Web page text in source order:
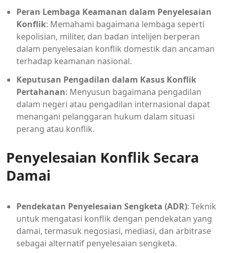
Peran Lembaga Keamanan dalam Penyelesaian
Konflik: Memahami bagaimana lembaga seperti
kepolisian, militer, dan badan intelijen berperan
dalam penyelesaian konflik domestik dan ancaman
terhadap keamanan nasional.
Keputusan Pengadilan dalam Kasus Konflik
Pertahanan: Menyusun bagaimana pengadilan
dalam negeri atau pengadilan internasional dapat
menangani pelanggaran hukum dalam situasi
perang atau konflik.
Penyelesaian Konflik Secara
Damai
Pendekatan Penyelesaian Sengketa (ADR): Teknik
untuk mengatasi konflik dengan pendekatan yang
damai, termasuk negosiasi, mediasi, dan arbitrase
sebagai alternatif penyelesaian sengketa.